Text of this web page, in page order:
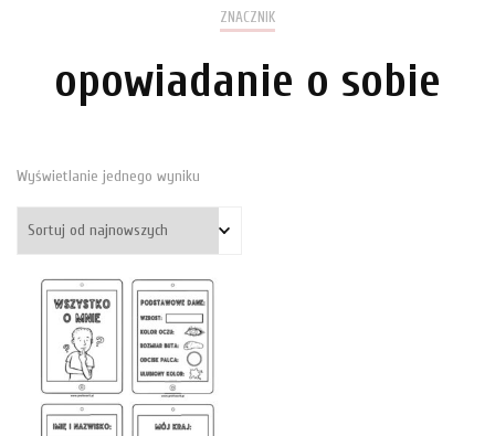
ZNACZNIK
opowiadanie o sobie
Wyświetlanie jednego wyniku